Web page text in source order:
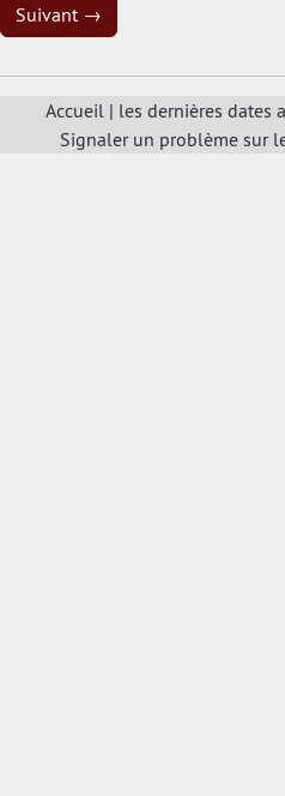
Suivant →
Accueil | les dernières dates
Signaler un problème sur